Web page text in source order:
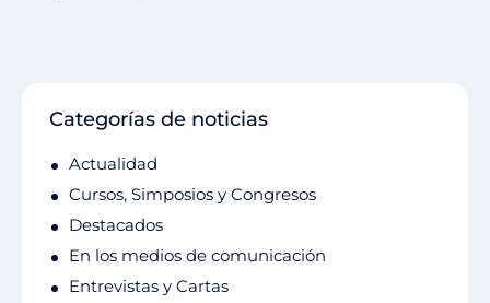
Categorías de noticias
Actualidad
Cursos, Simposios y Congresos
Destacados
En los medios de comunicación
Entrevistas y Cartas